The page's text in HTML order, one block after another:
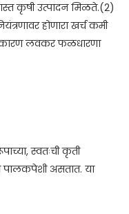
कृषी उत्पादन मिळते.(2)
होणारा खर्च कमी
कारण लवकर फळधारणा
स्वतःची कृती
पालकपेशी असतात. या